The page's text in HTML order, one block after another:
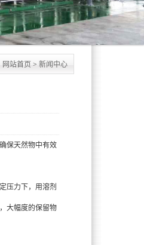
网站首页 > 新闻中心
保天然物中有效
压力下，用溶剂
大幅度的保留物